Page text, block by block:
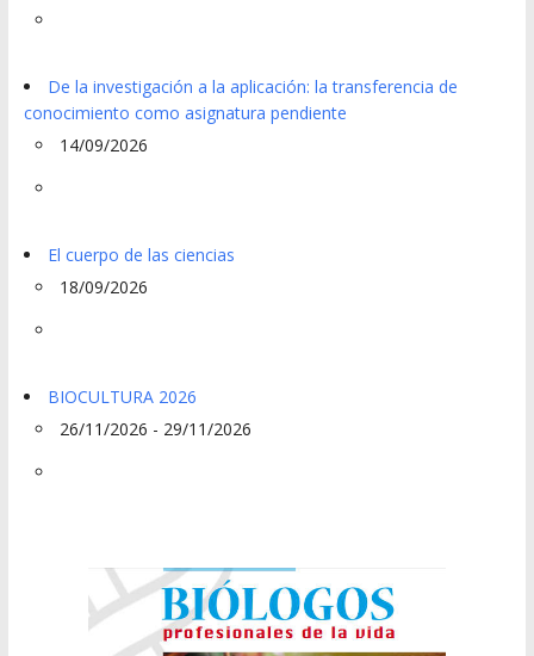
De la investigación a la aplicación: la transferencia de
conocimiento como asignatura pendiente
14/09/2026
El cuerpo de las ciencias
18/09/2026
BIOCULTURA 2026
26/11/2026 - 29/11/2026